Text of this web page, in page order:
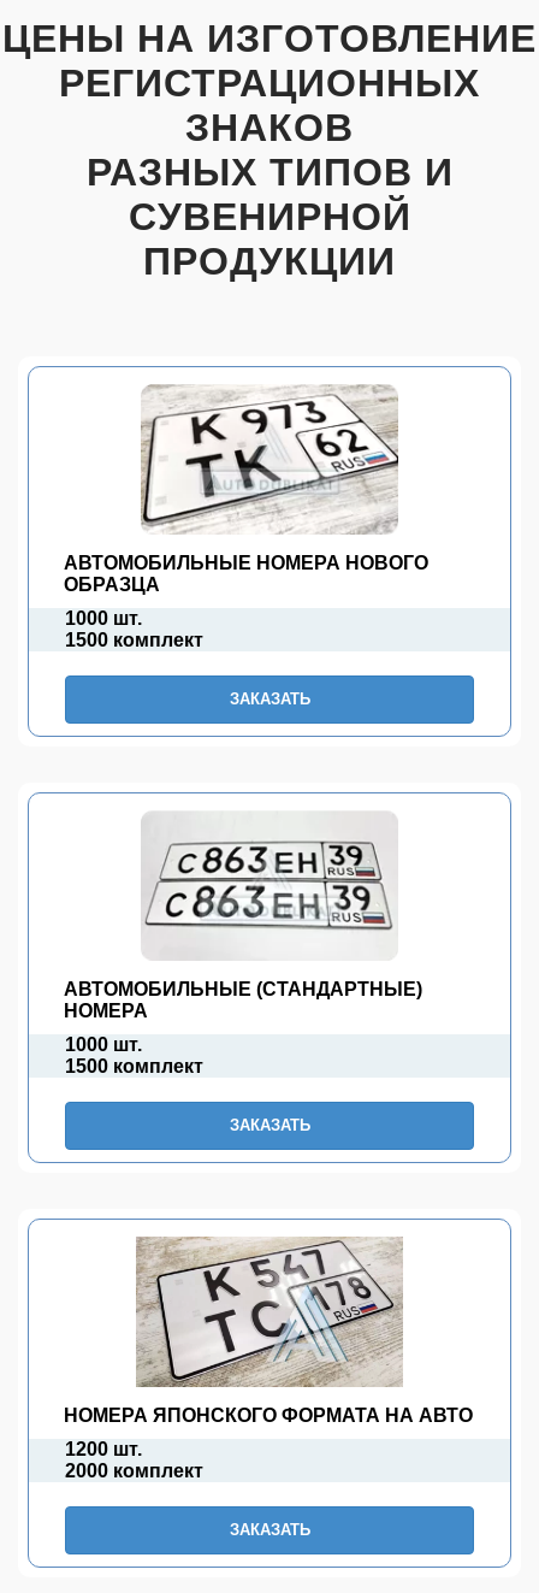
ЦЕНЫ НА ИЗГОТОВЛЕНИЕ
РЕГИСТРАЦИОННЫХ
ЗНАКОВ
РАЗНЫХ ТИПОВ И
СУВЕНИРНОЙ
ПРОДУКЦИИ
АВТОМОБИЛЬНЫЕ НОМЕРА НОВОГО
ОБРАЗЦА
1000 шт.
1500 комплект
ЗАКАЗАТЬ
АВТОМОБИЛЬНЫЕ (СТАНДАРТНЫЕ)
НОМЕРА
1000 шт.
1500 комплект
ЗАКАЗАТЬ
НОМЕРА ЯПОНСКОГО ФОРМАТА НА АВТО
1200 шт.
2000 комплект
ЗАКАЗАТЬ